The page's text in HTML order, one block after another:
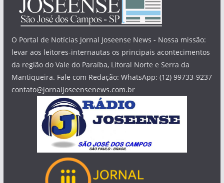
O Portal de Notícias Jornal Joseense News - Nossa missão:
levar aos leitores-internautas os principais acontecimentos
da região do Vale do Paraíba, Litoral Norte e Serra da
Mantiqueira. Fale com Redação: WhatsApp: (12) 99733-9237
contato@jornaljoseensenews.com.br